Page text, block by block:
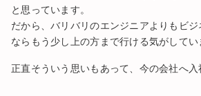
と思っています。
だから、バリバリのエンジニアよりもビ
ならもう少し上の方まで行ける気がしてい
正直そういう思いもあって、今の会社へ入